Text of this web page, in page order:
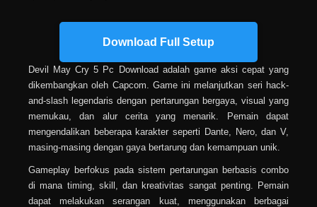
Download Full Setup
Devil May Cry 5 Pc Download adalah game aksi cepat yang
dikembangkan oleh Capcom. Game ini melanjutkan seri hack-
and-slash legendaris dengan pertarungan bergaya, visual yang
memukau, dan alur cerita yang menarik. Pemain dapat
mengendalikan beberapa karakter seperti Dante, Nero, dan V,
masing-masing dengan gaya bertarung dan kemampuan unik.
Gameplay berfokus pada sistem pertarungan berbasis combo
di mana timing, skill, dan kreativitas sangat penting. Pemain
dapat melakukan serangan kuat, menggunakan berbagai